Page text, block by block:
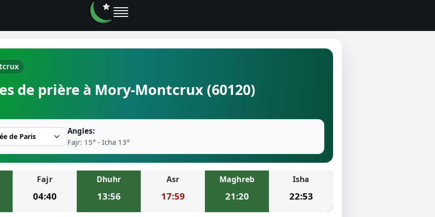
près de moi
la prière
de prière à Mory-Montcrux (60120)
Angles:
Fajr: 15° - Icha 13°
Fajr
04:40
Dhuhr
13:56
Asr
17:59
Maghreb
21:20
Isha
22:53